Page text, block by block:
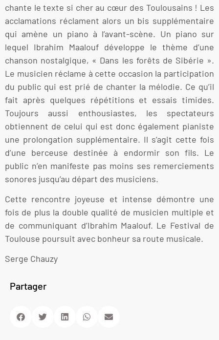
chante le texte si cher au cœur des Toulousains ! Les
acclamations réclament alors un bis supplémentaire
qui amène un piano à l’avant-scène. Un piano sur
lequel Ibrahim Maalouf développe le thème d’une
chanson nostalgique, « Dans les forêts de Sibérie ».
Le musicien réclame à cette occasion la participation
du public qui est prié de chanter la mélodie. Ce qu’il
fait après quelques répétitions et essais timides.
Toujours aussi enthousiastes, les spectateurs
obtiennent de celui qui est donc également pianiste
une prolongation supplémentaire. Il s’agit cette fois
d’une berceuse destinée à endormir son fils. Le
public n’en manifeste pas moins ses remerciements
sonores jusqu’au départ des musiciens.
Cette rencontre joyeuse et intense démontre une
fois de plus la double qualité de musicien multiple et
de communiquant d’Ibrahim Maalouf. Le Festival de
Toulouse poursuit avec bonheur sa route musicale.
Serge Chauzy
Partager